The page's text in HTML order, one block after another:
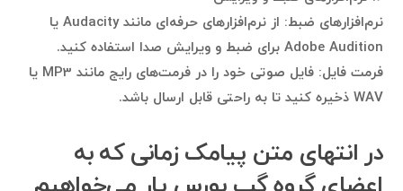
نرم‌افزارهای ضبط: از نرم‌افزارهای حرفه‌ای مانند Audacity یا
Adobe Audition برای ضبط و ویرایش صدا استفاده کنید.
فرمت فایل: فایل صوتی خود را در فرمت‌های رایج مانند MP3 یا
WAV ذخیره کنید تا به راحتی قابل ارسال باشد.
در انتهای متن پیامک زمانی که به